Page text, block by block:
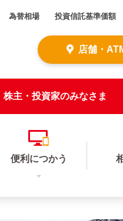
為替相場 投資信託基準価額
店舗・
株主・投資家のみなさま
便利につかう